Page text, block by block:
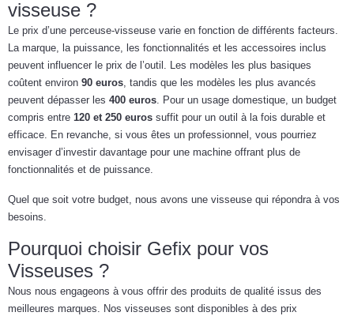
visseuse ?
Le prix d’une perceuse-visseuse varie en fonction de différents facteurs.
La marque, la puissance, les fonctionnalités et les accessoires inclus
peuvent influencer le prix de l’outil. Les modèles les plus basiques
coûtent environ 90 euros, tandis que les modèles les plus avancés
peuvent dépasser les 400 euros. Pour un usage domestique, un budget
compris entre 120 et 250 euros suffit pour un outil à la fois durable et
efficace. En revanche, si vous êtes un professionnel, vous pourriez
envisager d’investir davantage pour une machine offrant plus de
fonctionnalités et de puissance.
Quel que soit votre budget, nous avons une visseuse qui répondra à vos
besoins.
Pourquoi choisir Gefix pour vos
Visseuses ?
Nous nous engageons à vous offrir des produits de qualité issus des
meilleures marques. Nos visseuses sont disponibles à des prix